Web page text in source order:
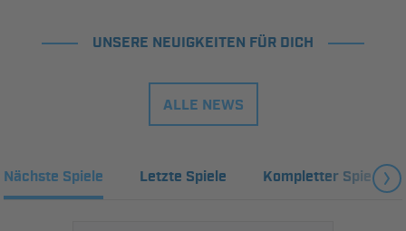
UNSERE NEUIGKEITEN FÜR DICH
ALLE NEWS
Nächste Spiele Letzte Spiele Kompletter Spielplan